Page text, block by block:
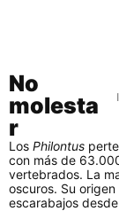
No
molesta
r
Los Philontus
con más de
vertebrados. La
oscuros. Su
escarabajos